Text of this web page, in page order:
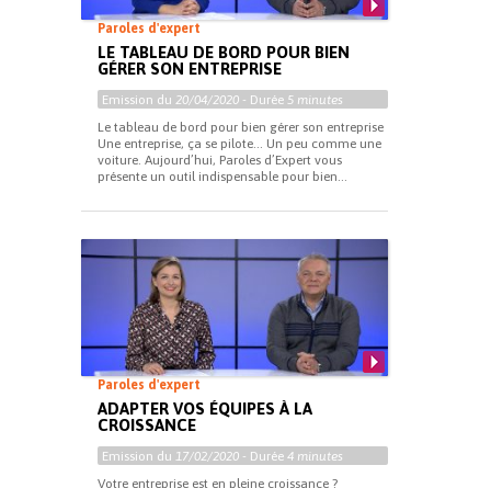
Paroles d'expert
LE TABLEAU DE BORD POUR BIEN
GÉRER SON ENTREPRISE
Emission du 20/04/2020 - Durée 5 minutes
Le tableau de bord pour bien gérer son entreprise
Une entreprise, ça se pilote… Un peu comme une
voiture. Aujourd’hui, Paroles d’Expert vous
présente un outil indispensable pour bien...
Paroles d'expert
ADAPTER VOS ÉQUIPES À LA
CROISSANCE
Emission du 17/02/2020 - Durée 4 minutes
Votre entreprise est en pleine croissance ?